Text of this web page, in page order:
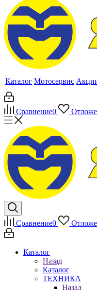
Каталог Мотосервис
Сравнение0
Сравнение0
Каталог
Назад
Каталог
ТЕХНИКА
Назад